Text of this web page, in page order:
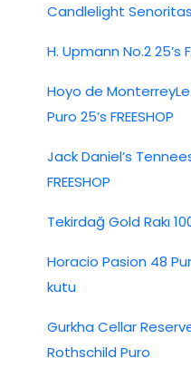
Candlelight
H. Upmann No.2 25’s
Hoyo de
Puro 25’s FREESHOP
Jack Daniel’s
FREESHOP
Tekirdağ Gold Rakı
Horacio Pasion 48
kutu
Gurkha Cellar
Rothschild Puro